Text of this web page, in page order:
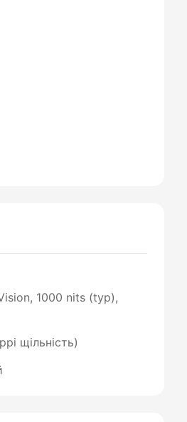
1000 nits (typ),
щільність)